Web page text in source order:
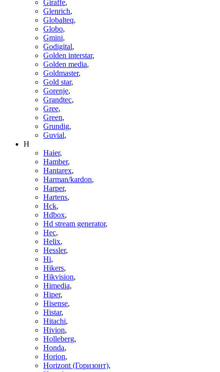
Giraffe,
Glenrich,
Globalteq,
Globo,
Gmini,
Godigital,
Golden interstar,
Golden media,
Goldmaster,
Gold star,
Gorenje,
Grandtec,
Gree,
Green,
Grundig,
Guvial,
H
Haier,
Hamber,
Hantarex,
Harman/kardon,
Harper,
Hartens,
Hck,
Hdbox,
Hd stream generator,
Hec,
Helix,
Hessler,
Hi,
Hikers,
Hikvision,
Himedia,
Hiper,
Hisense,
Histar,
Hitachi,
Hivion,
Holleberg,
Honda,
Horion,
Horizont (Горизонт),